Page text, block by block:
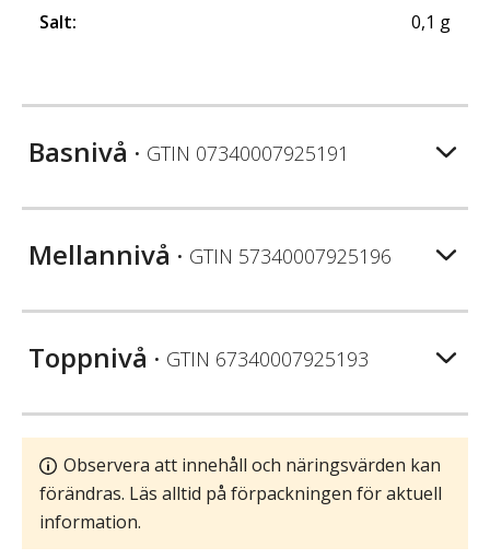
Salt: 0,1 g
Basnivå • GTIN 07340007925191
Mellannivå • GTIN 57340007925196
Toppnivå • GTIN 67340007925193
Observera att innehåll och näringsvärden kan
förändras. Läs alltid på förpackningen för aktuell
information.